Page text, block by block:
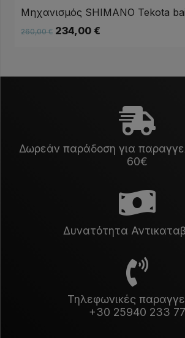
Μηχανισμός SHIMANO Tekota
260,00€ 234,00 €
Δωρεάν παράδοση για
60€
Δυνατότητα
Τηλεφωνικές
+30 25940 233 77